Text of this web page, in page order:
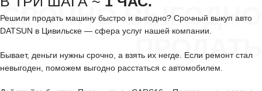
СРОЧНО ВЫГОДНО
ПРОДАТЬ
Решили продать машину быстро и выгодно? Срочный выкуп авто
DATSUN в Цивильске — сфера услуг нашей компании.
Бывает, деньги нужны срочно, а взять их негде. Если ремонт стал
невыгоден, поможем выгодно расстаться с автомобилем.